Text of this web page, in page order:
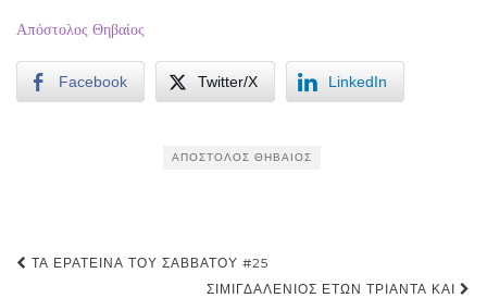
Απόστολος Θηβαίος
Facebook Twitter/X LinkedIn
ΑΠΌΣΤΟΛΟΣ ΘΗΒΑΊΟΣ
Post
ΤΑ ΕΡΑΤΕΙΝΆ ΤΟΥ ΣΑΒΒΆΤΟΥ #25
ΣΙΜΙΓΔΑΛΈΝΙΟΣ ΕΤΏΝ ΤΡΙΆΝΤΑ ΚΑΙ